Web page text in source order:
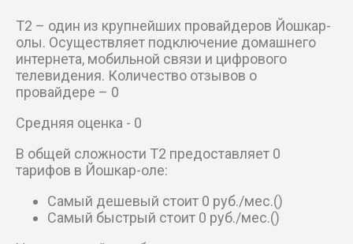
наб Амстердам
наб Брюгге
пер Авиации
пер Грибоедова
T2 – один из крупнейших провайдеров Йошкар-
олы. Осуществляет подключение домашнего
интернета, мобильной связи и цифрового
телевидения. Количество отзывов о
провайдере – 0
Средняя оценка - 0
В общей сложности T2 предоставляет 0
тарифов в Йошкар-оле:
Самый дешевый стоит 0 руб./мес.()
Самый быстрый стоит 0 руб./мес.()